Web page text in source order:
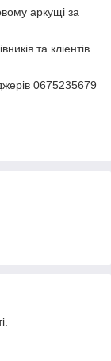
аркущі за
та кліентів
0675235679